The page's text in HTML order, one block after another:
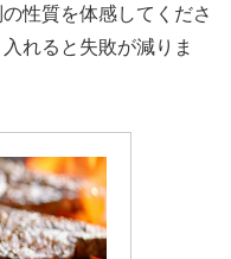
性質を体感してくださ
れると失敗が減りま